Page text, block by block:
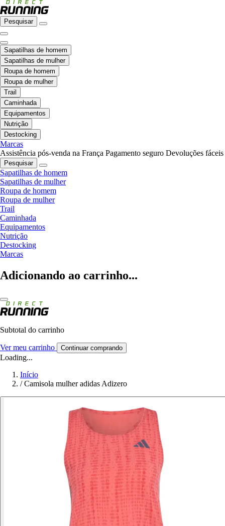
Pesquisar
Sapatilhas de homem
Sapatilhas de mulher
Roupa de homem
Roupa de mulher
Trail
Caminhada
Equipamentos
Nutrição
Destocking
Marcas
Assistência pós-venda na França Pagamento seguro Devoluções fáceis
Pesquisar
Sapatilhas de homem
Sapatilhas de mulher
Roupa de homem
Roupa de mulher
Trail
Caminhada
Equipamentos
Nutrição
Destocking
Marcas
Adicionando ao carrinho...
Subtotal do carrinho
Ver meu carrinho Continuar comprando
Loading...
Início
/ Camisola mulher adidas Adizero